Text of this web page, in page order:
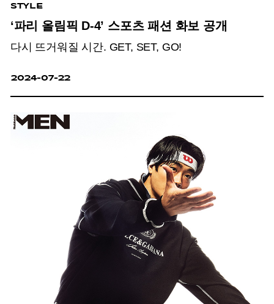
STYLE
‘파리 올림픽 D-4’ 스포츠 패션 화보 공개
다시 뜨거워질 시간. GET, SET, GO!
2024-07-22